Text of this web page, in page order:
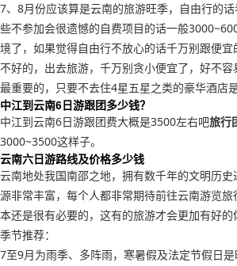
7、8月份应该算是云南的旅游旺季，自由行的
些不参加会很遗憾的自费项目的话一般
境了，如果觉得自由行不放心的话千万别跟便
不好的，出去旅游，千万别贪小便宜了，好不
最重要的，只要不去住4星五星之类的豪华酒店
中江到云南6日游跟团多少钱？
中江到云南6日游跟团费大概是3500左右吧旅行
3000~3500这样子。
云南六日游路线及价格多少钱
云南地处我国南邵之地，拥有数千年的文明历
源非常丰富，每个人都非常期待前往云南游览
本还是很有必要的，这有的旅游才会更加有好的
季节推荐：
7至9月为雨季、多阵雨，寒暑假及法定节假日